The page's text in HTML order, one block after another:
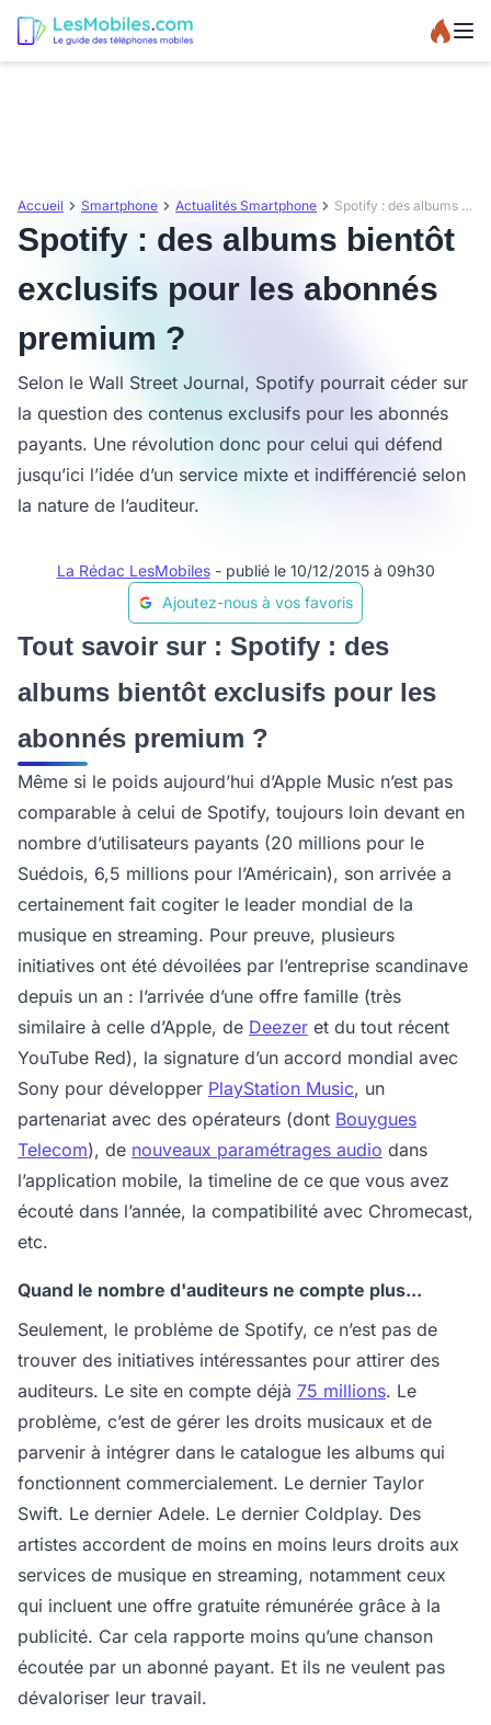
Accueil Smartphone Actualités Smartphone Spotify : des albums bientôt exclusifs pour les abonnés premium ?
Spotify : des albums bientôt
exclusifs pour les abonnés
premium ?
Selon le Wall Street Journal, Spotify pourrait céder sur
la question des contenus exclusifs pour les abonnés
payants. Une révolution donc pour celui qui défend
jusqu’ici l’idée d’un service mixte et indifférencié selon
la nature de l’auditeur.
La Rédac LesMobiles - publié le 10/12/2015 à 09h30
Ajoutez-nous à vos favoris
Tout savoir sur : Spotify : des
albums bientôt exclusifs pour les
abonnés premium ?
Même si le poids aujourd’hui d’Apple Music n’est pas
comparable à celui de Spotify, toujours loin devant en
nombre d’utilisateurs payants (20 millions pour le
Suédois, 6,5 millions pour l’Américain), son arrivée a
certainement fait cogiter le leader mondial de la
musique en streaming. Pour preuve, plusieurs
initiatives ont été dévoilées par l’entreprise scandinave
depuis un an : l’arrivée d’une offre famille (très
similaire à celle d’Apple, de Deezer et du tout récent
YouTube Red), la signature d’un accord mondial avec
Sony pour développer PlayStation Music, un
partenariat avec des opérateurs (dont Bouygues
Telecom), de nouveaux paramétrages audio dans
l’application mobile, la timeline de ce que vous avez
écouté dans l’année, la compatibilité avec Chromecast,
etc.
Quand le nombre d'auditeurs ne compte plus...
Seulement, le problème de Spotify, ce n’est pas de
trouver des initiatives intéressantes pour attirer des
auditeurs. Le site en compte déjà 75 millions. Le
problème, c’est de gérer les droits musicaux et de
parvenir à intégrer dans le catalogue les albums qui
fonctionnent commercialement. Le dernier Taylor
Swift. Le dernier Adele. Le dernier Coldplay. Des
artistes accordent de moins en moins leurs droits aux
services de musique en streaming, notamment ceux
qui incluent une offre gratuite rémunérée grâce à la
publicité. Car cela rapporte moins qu’une chanson
écoutée par un abonné payant. Et ils ne veulent pas
dévaloriser leur travail.